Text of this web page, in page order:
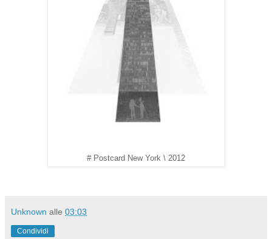
# Postcard New York \ 2012
Unknown alle 03:03
Condividi